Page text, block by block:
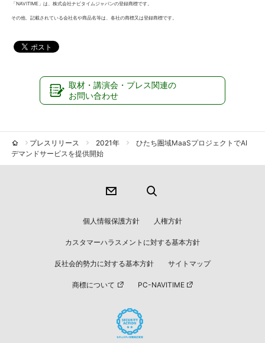
「NAVITIME」は、株式会社ナビタイムジャパンの登録商標です。
その他、記載されている会社名や商品名等は、各社の商標又は登録商標です。
取材・講演会・プレス関連の
お問い合わせ
プレスリリース 2021年
ひたち圏域MaaSプロジェクトでAI
デマンドサービスを提供開始
個人情報保護方針 人権方針
カスタマーハラスメントに対する基本方針
反社会的勢力に対する基本方針 サイトマップ
商標について PC-NAVITIME